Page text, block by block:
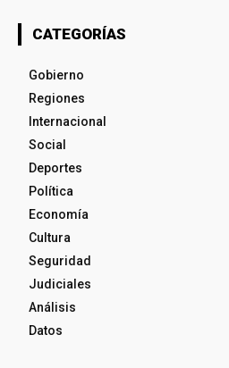
CATEGORÍAS
Gobierno
Regiones
Internacional
Social
Deportes
Política
Economía
Cultura
Seguridad
Judiciales
Análisis
Datos